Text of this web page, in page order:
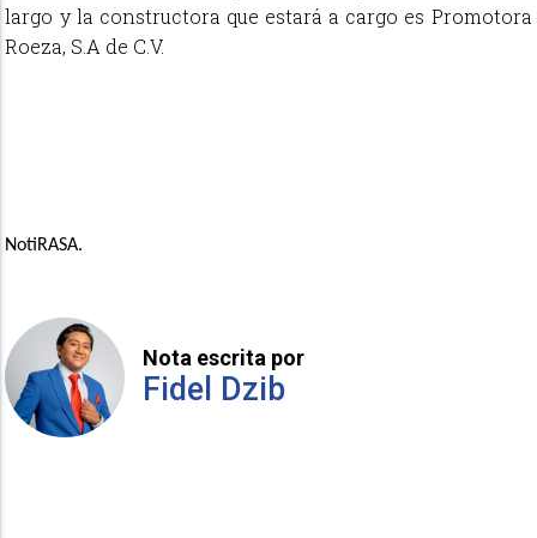
largo y la constructora que estará a cargo es Promotora
Roeza, S.A de C.V.
NotiRASA.
Nota escrita por
Fidel Dzib